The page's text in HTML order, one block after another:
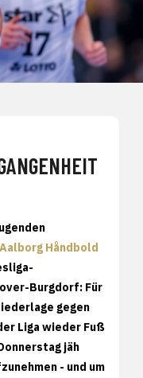
Håndbold
Burgdorf: Für
gegen
Liga wieder Fuß
jäh
- und um